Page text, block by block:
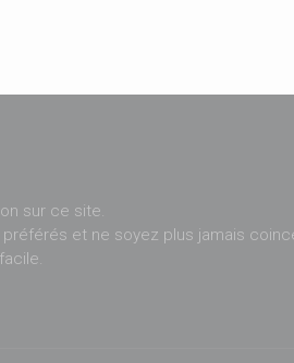
sur ce site.
et ne soyez plus jamais